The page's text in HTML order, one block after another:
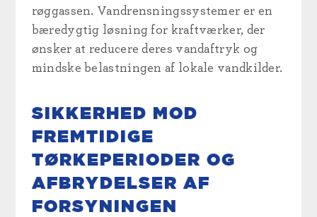
røggassen. Vandrensningssystemer er en
bæredygtig løsning for kraftværker, der
ønsker at reducere deres vandaftryk og
mindske belastningen af lokale vandkilder.
SIKKERHED MOD
FREMTIDIGE
TØRKEPERIODER OG
AFBRYDELSER AF
FORSYNINGEN